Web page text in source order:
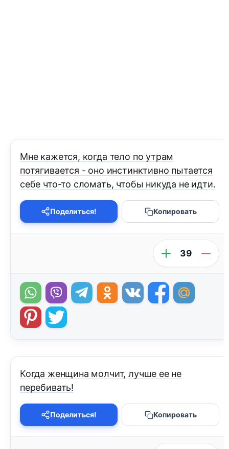
Мне кажется, когда тело по утрам
потягивается - оно инстинктивно пытается
себе что-то сломать, чтобы никуда не идти.
Поделиться! Копировать
39
Когда женщина молчит, лучше ее не
перебивать!
Поделиться! Копировать